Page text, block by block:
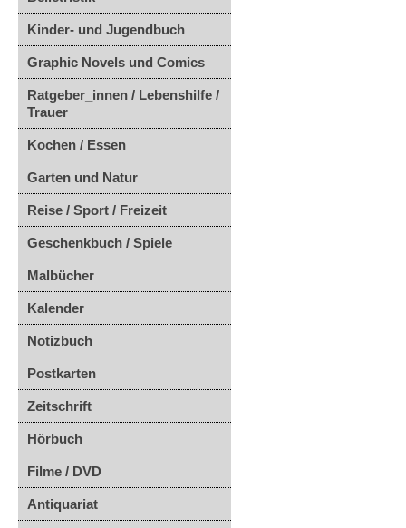
Kinder- und Jugendbuch
Graphic Novels und Comics
Ratgeber_innen / Lebenshilfe /
Trauer
Kochen / Essen
Garten und Natur
Reise / Sport / Freizeit
Geschenkbuch / Spiele
Malbücher
Kalender
Notizbuch
Postkarten
Zeitschrift
Hörbuch
Filme / DVD
Antiquariat